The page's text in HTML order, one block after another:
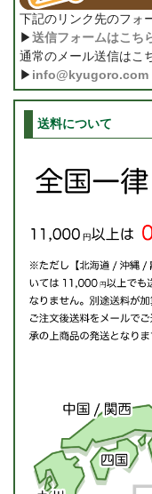
下記のリンク先のフォ
▶送信フォームはこち
通常のメール送信はこ
▶ info@kyugoro.com
送料について